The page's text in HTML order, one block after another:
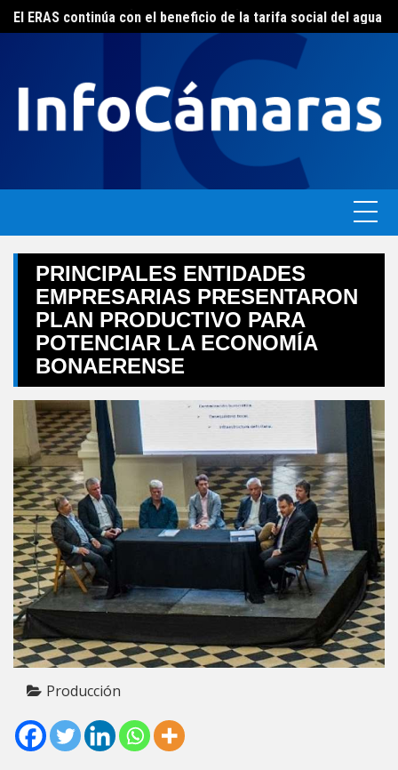
Skip
to
El ERAS continúa con el beneficio de la tarifa social del agua
PRINCIPALES ENTIDADES
EMPRESARIAS PRESENTARON
PLAN PRODUCTIVO PARA
POTENCIAR LA ECONOMÍA
BONAERENSE
Producción